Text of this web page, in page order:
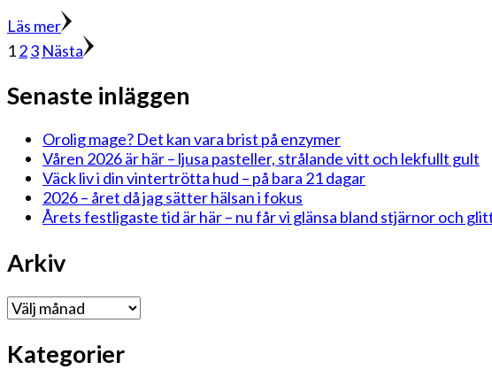
Läs mer
Sidnumrering
inlägg
Sida
1Sida
2Sida
3 Nästa
Senaste inläggen
Orolig mage? Det kan vara brist på enzymer
Våren 2026 är här – ljusa pasteller, strålande vitt och lekfullt gult
Väck liv i din vintertrötta hud – på bara 21 dagar
2026 – året då jag sätter hälsan i fokus
Årets festligaste tid är här – nu får vi glänsa bland stjärnor och
Arkiv
Arkiv
Kategorier